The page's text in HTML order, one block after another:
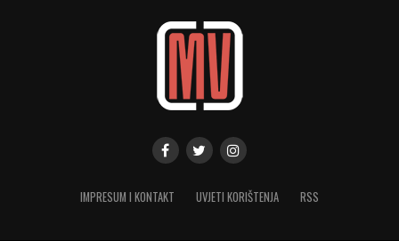
IMPRESUM I KONTAKT UVJETI KORIŠTENJA RSS